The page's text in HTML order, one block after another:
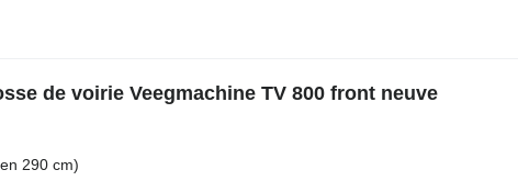
de voirie Veegmachine TV 800 front neuve
290 cm)